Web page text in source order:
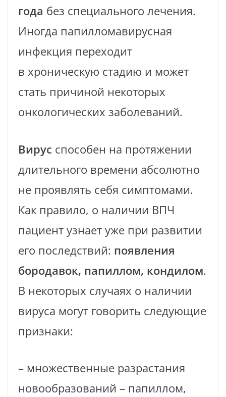
года без специального лечения.
Иногда папилломавирусная
инфекция переходит
в хроническую стадию и может
стать причиной некоторых
онкологических заболеваний.
Вирус способен на протяжении
длительного времени абсолютно
не проявлять себя симптомами.
Как правило, о наличии ВПЧ
пациент узнает уже при развитии
его последствий: появления
бородавок, папиллом, кондилом.
В некоторых случаях о наличии
вируса могут говорить следующие
признаки:
– множественные разрастания
новообразований – папиллом,